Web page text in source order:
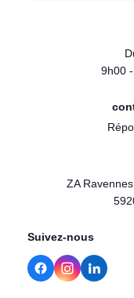
9h00
ZA
Suivez-nous